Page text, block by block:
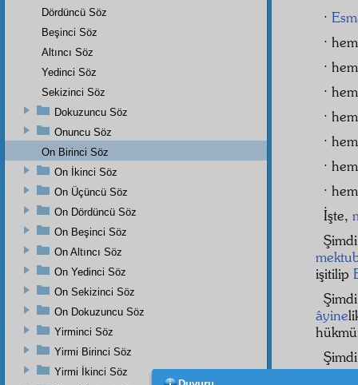
·
·
·
·
·
·
·
·
İşte,
işitilip
âyine
Dördüncü Söz
Beşinci Söz
Altıncı Söz
Yedinci Söz
Sekizinci Söz
Dokuzuncu Söz
Onuncu Söz
On Birinci Söz
On İkinci Söz
On Üçüncü Söz
On Dördüncü Söz
On Beşinci Söz
On Altıncı Söz
On Yedinci Söz
On Sekizinci Söz
On Dokuzuncu Söz
Yirminci Söz
Yirmi Birinci Söz
Yirmi İkinci Söz